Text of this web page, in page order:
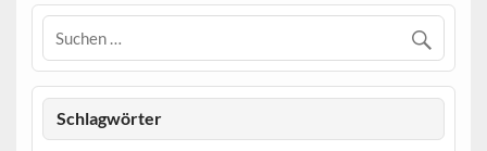
Schlagwörter